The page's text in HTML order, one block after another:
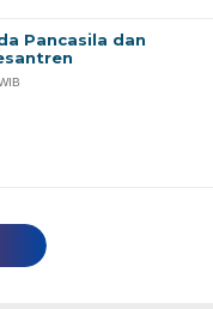
Pancasila dan